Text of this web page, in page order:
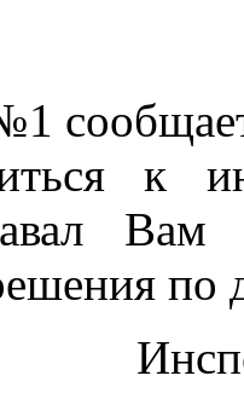
к
Вам
по